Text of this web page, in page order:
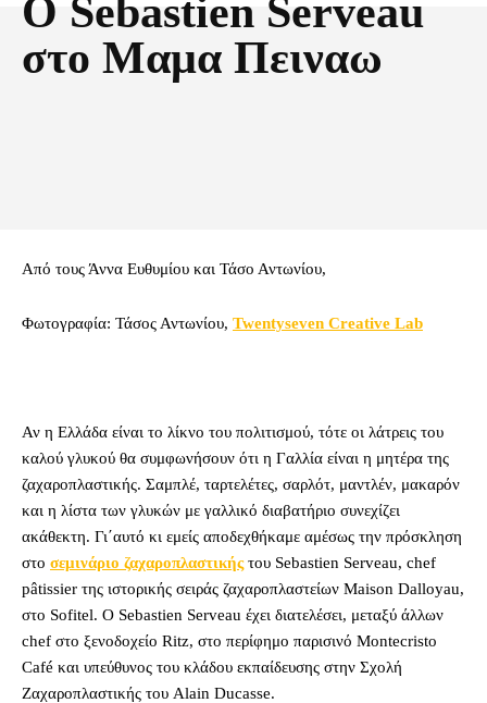
O Sebastien Serveau
στο Μαμα Πειναω
Aπό τους Άννα Ευθυμίου και Τάσο Αντωνίου,
Φωτογραφία: Τάσος Αντωνίου, Twentyseven Creative Lab
Αν η Ελλάδα είναι το λίκνο του πολιτισμού, τότε οι λάτρεις του
καλού γλυκού θα συμφωνήσουν ότι η Γαλλία είναι η μητέρα της
ζαχαροπλαστικής. Σαμπλέ, ταρτελέτες, σαρλότ, μαντλέν, μακαρόν
και η λίστα των γλυκών με γαλλικό διαβατήριο συνεχίζει
ακάθεκτη. Γι΄αυτό κι εμείς αποδεχθήκαμε αμέσως την πρόσκληση
στο σεμινάριο ζαχαροπλαστικήςτου Sebastien Serveau, chef
pâtissier της ιστορικής σειράς ζαχαροπλαστείων Maison Dalloyau,
στο Sofitel. Ο Sebastien Serveau έχει διατελέσει, μεταξύ άλλων
chef στο ξενοδοχείο Ritz, στο περίφημο παρισινό Montecristo
Café και υπεύθυνος του κλάδου εκπαίδευσης στην Σχολή
Ζαχαροπλαστικής του Alain Ducasse.